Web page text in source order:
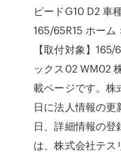
ピードG10 D2 車
165/65R15 ホーム
【取付対象】
ックス02 WM02
載ページです。株
日に法人情報の
日、詳細情報の登
は、株式会社テス